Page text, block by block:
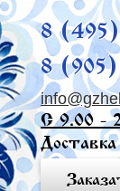
8
8 (905)
С 9.00 -